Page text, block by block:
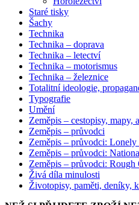
Staré tisky
Šachy
Technika
Technika – doprava
Technika – letectví
Technika – motorismus
Technika – železnice
Totalitní ideologie,
Typografie
Umění
Zeměpis – cestopisy, mapy,
Zeměpis – průvodci
Zeměpis – průvodci: Lonely
Zeměpis – průvodci:
Zeměpis – průvodci: Rough
Živá díla minulosti
Životopisy, paměti, deníky,